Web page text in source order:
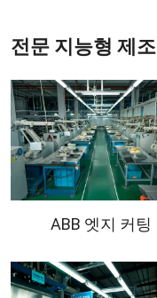
전문 지능형 제조
ABB 엣지 커팅